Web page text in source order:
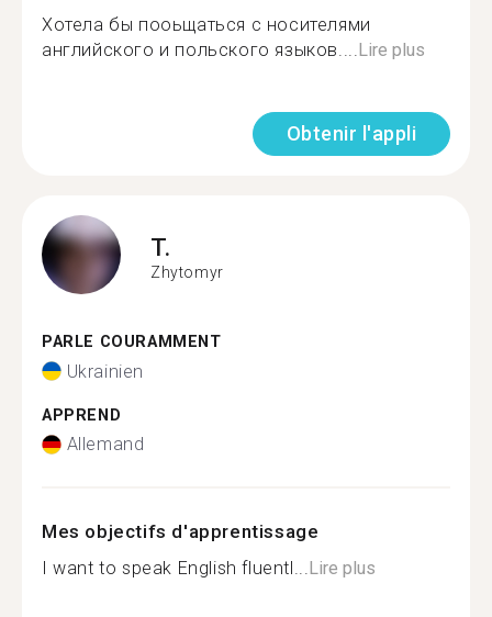
Хотела бы пооьщаться с носителями
английского и польского языков....Lire plus
Obtenir l'appli
T.
Zhytomyr
PARLE COURAMMENT
Ukrainien
APPREND
Allemand
Mes objectifs d'apprentissage
I want to speak English fluentl...Lire plus